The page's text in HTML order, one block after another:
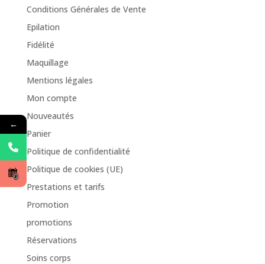
Conditions Générales de Vente
Epilation
Fidélité
Maquillage
Mentions légales
Mon compte
Nouveautés
Panier
Politique de confidentialité
Politique de cookies (UE)
Prestations et tarifs
Promotion
promotions
Réservations
Soins corps
←